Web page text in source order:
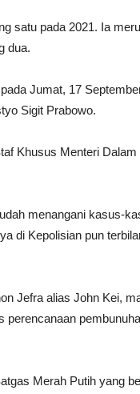
satu pada 2021. Ia
dua.
Jumat, 17
Sigit Prabowo.
Khusus Menteri
menangani kasus-
di Kepolisian pun
Jefra alias John Kei,
perencanaan
Merah Putih yang